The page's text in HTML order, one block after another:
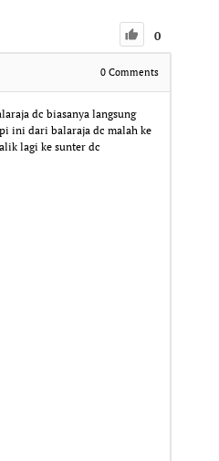
0
0Comments
dc biasanya langsung
ini dari balaraja dc malah ke
lagi ke sunter dc